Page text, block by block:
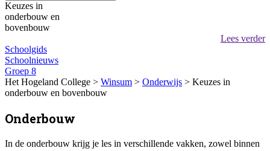
Keuzes in
onderbouw en
bovenbouw
Lees verder
Schoolgids
Schoolnieuws
Groep 8
Het Hogeland College > Winsum > Onderwijs > Keuzes in
onderbouw en bovenbouw
Onderbouw
In de onderbouw krijg je les in verschillende vakken, zowel binnen